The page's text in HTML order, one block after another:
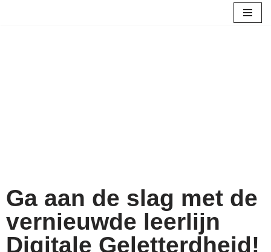
Ga aan de slag met de
vernieuwde leerlijn
Digitale Geletterdheid!